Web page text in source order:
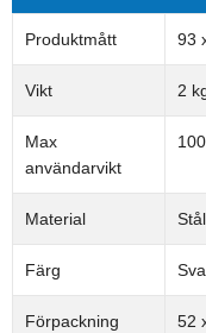
Produktmått 93
Vikt 2
Max
användarvikt
Material
Färg
Förpackning 52